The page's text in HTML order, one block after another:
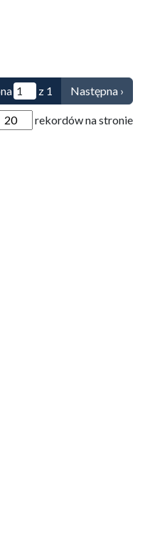
z 1 Następna ›
rekordów na stronie